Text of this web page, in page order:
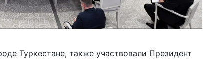
Туркестане, также участвовали Президент